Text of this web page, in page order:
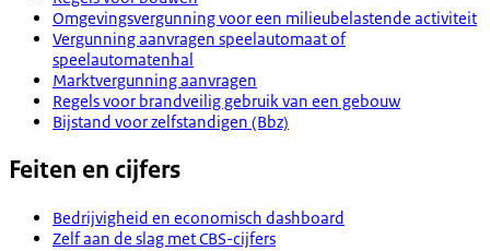
Omgevingsvergunning voor een milieubelastende activiteit
Vergunning aanvragen speelautomaat of
speelautomatenhal
Marktvergunning aanvragen
Regels voor brandveilig gebruik van een gebouw
Bijstand voor zelfstandigen (Bbz)
Feiten en cijfers
Bedrijvigheid en economisch dashboard
Zelf aan de slag met CBS-cijfers